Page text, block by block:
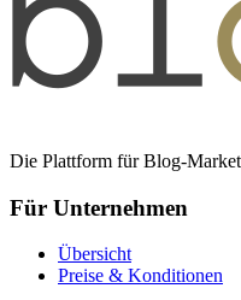
Die Plattform für Blog-
Für Unternehmen
Übersicht
Preise & Konditionen